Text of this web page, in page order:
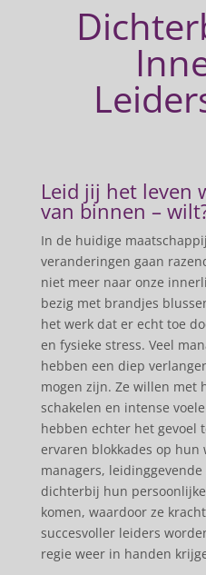
Leid jij het leven
van binnen –
In de huidige
veranderingen gaan
niet meer naar onze
bezig met brandjes
het werk dat er echt toe
en fysieke stress. Veel
hebben een diep
mogen zijn. Ze willen met
schakelen en intense
hebben echter het gevoel
ervaren blokkades op hun
managers,
dichterbij hun
komen, waardoor ze
succesvoller leiders
regie weer in handen